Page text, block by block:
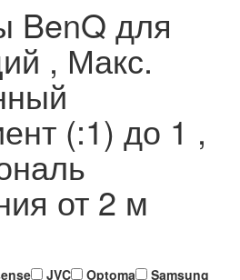
BenQ для
, Макс.
(:1) до 1 ,
от 2 м
JVC Optoma
Samsung